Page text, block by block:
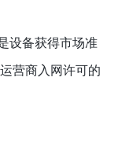
设备获得市场准
营商入网许可的